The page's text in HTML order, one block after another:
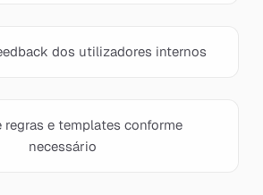
dos utilizadores internos
regras e templates conforme
necessário